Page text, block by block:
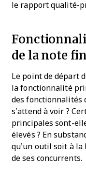
le rapport qualité-
de la note
Le point de départ
la fonctionnalité
des fonctionnalités
s’attend à voir ?
principales sont-
élevés ? En
qu’un outil soit à la
de ses concurrents.